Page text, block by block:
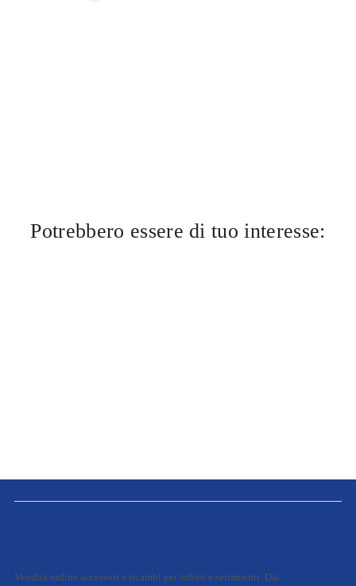
Potrebbero essere di tuo interesse:
Vendita online accessori e ricambi per infissi e serramenti. Dai